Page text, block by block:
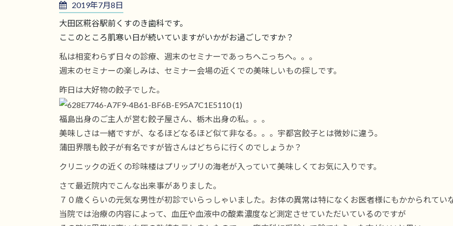
2019年7月8日
大田区糀谷駅前くすのき歯科です。
ここのところ肌寒い日が続いていますがいかがお過ごしですか？
私は相変わらず日々の診療、週末のセミナーであっちへこっちへ。。。
週末のセミナーの楽しみは、セミナー会場の近くでの美味しいもの探しです。
昨日は大好物の餃子でした。
福島出身のご主人が営む餃子屋さん、栃木出身の私。。。
美味しさは一緒ですが、なるほどなるほど似て非なる。。。宇都宮餃子とは微妙に違う。
蒲田界隈も餃子が有名ですが皆さんはどちらに行くのでしょうか？
クリニックの近くの珍味楼はプリップリの海老が入っていて美味しくてお気に入りです。
さて最近院内でこんな出来事がありました。
７０歳くらいの元気な男性が初診でいらっしゃいました。お体の異常は特になくお医者様にもかかられてい
当院では治療の内容によって、血圧や血液中の酸素濃度など測定させていただいているのですが